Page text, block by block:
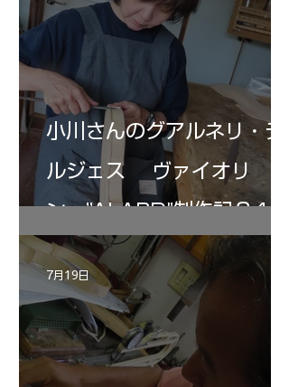
小川さんのグアルネリ・デ
ルジェス ヴァイオリ
ン ”ALARD"制作記３4
7月19日